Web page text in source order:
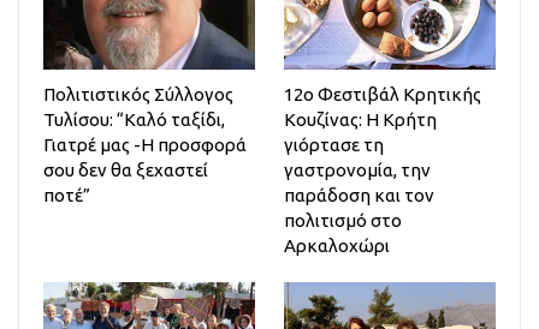
Πολιτιστικός Σύλλογος
Τυλίσου: “Καλό ταξίδι,
Γιατρέ μας -Η προσφορά
σου δεν θα ξεχαστεί
ποτέ”
12ο Φεστιβάλ Κρητικής
Κουζίνας: Η Κρήτη
γιόρτασε τη
γαστρονομία, την
παράδοση και τον
πολιτισμό στο
Αρκαλοχώρι